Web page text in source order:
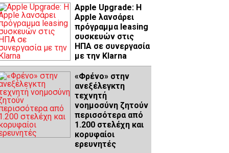
Apple Upgrade: Η
Apple λανσάρει
πρόγραμμα leasing
συσκευών στις
ΗΠΑ σε συνεργασία
με την Klarna
«Φρένο» στην
ανεξέλεγκτη
τεχνητή
νοημοσύνη ζητούν
περισσότερα από
1.200 στελέχη και
κορυφαίοι
ερευνητές